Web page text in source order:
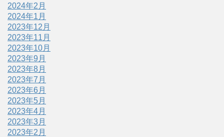
2024年2月
2024年1月
2023年12月
2023年11月
2023年10月
2023年9月
2023年8月
2023年7月
2023年6月
2023年5月
2023年4月
2023年3月
2023年2月